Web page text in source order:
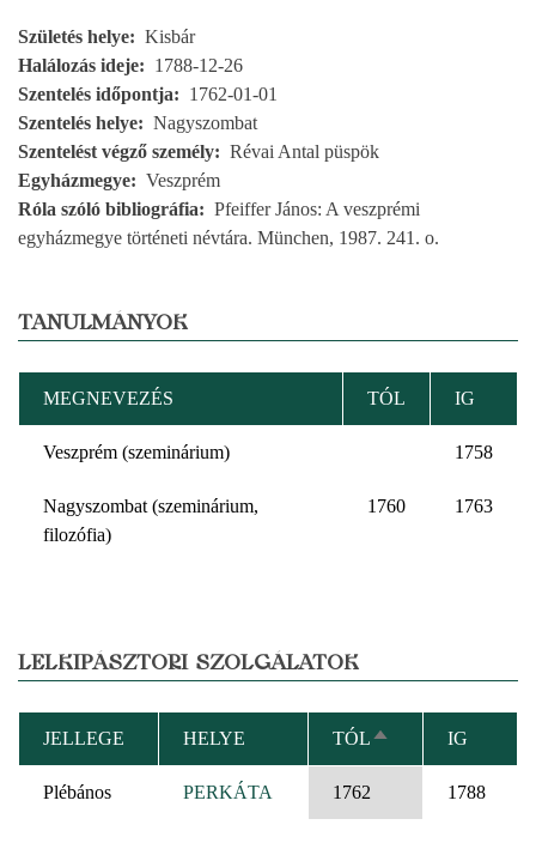
Születés helye
Kisbár
Halálozás ideje
1788-12-26
Szentelés időpontja
1762-01-01
Szentelés helye
Nagyszombat
Szentelést végző személy
Révai Antal püspök
Egyházmegye
Veszprém
Róla szóló bibliográfia
Pfeiffer János: A veszprémi
egyházmegye történeti névtára. München, 1987. 241. o.
TANULMÁNYOK
MEGNEVEZÉS TÓL IG
Veszprém (szeminárium) 1758
Nagyszombat (szeminárium,
filozófia)
1760 1763
LELKIPÁSZTORI SZOLGÁLATOK
JELLEGE HELYE TÓLCSÖKKENŐ
RENDEZÉS
IG
Plébános PERKÁTA 1762 1788